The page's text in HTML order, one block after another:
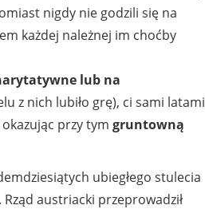
nigdy nie godzili się na
każdej należnej im choćby
lub na
z nich lubiło grę), ci sami latami
przy tym gruntowną
ubiegłego stulecia
. Rząd austriacki przeprowadził